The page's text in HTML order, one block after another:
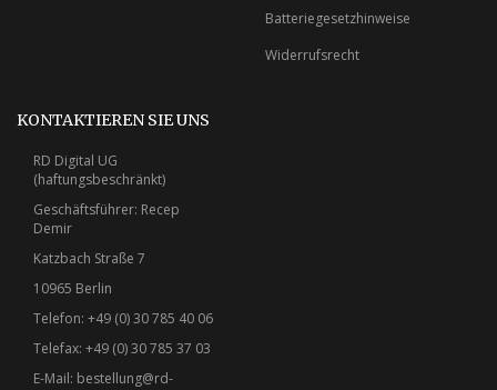
Batteriegesetzhinweise
Widerrufsrecht
KONTAKTIEREN SIE UNS
RD Digital UG
(haftungsbeschränkt)
Geschäftsführer: Recep
Demir
Katzbach Straße 7
10965 Berlin
Telefon: +49 (0) 30 785 40 06
Telefax: +49 (0) 30 785 37 03
E-Mail: bestellung@rd-